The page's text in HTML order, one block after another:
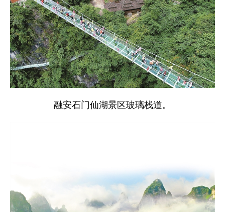
融安石门仙湖景区玻璃栈道。